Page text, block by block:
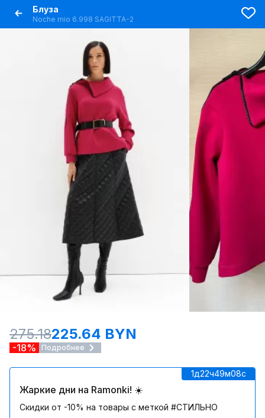
Блуза
Noche mio 6.998 SAGITTA-2
275.18225.64 BYN
-18% Подробнее
1д22ч49м08c
Жаркие дни на Ramonki! ☀️
Скидки от -10% на товары с меткой #СТИЛЬНО